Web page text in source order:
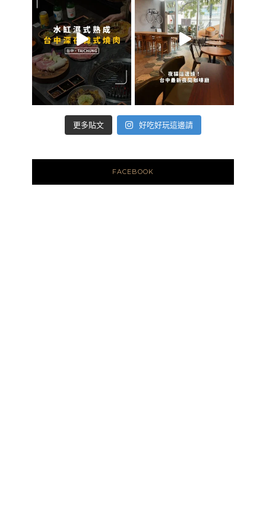
更多貼文 好吃好玩這邊請
FACEBOOK